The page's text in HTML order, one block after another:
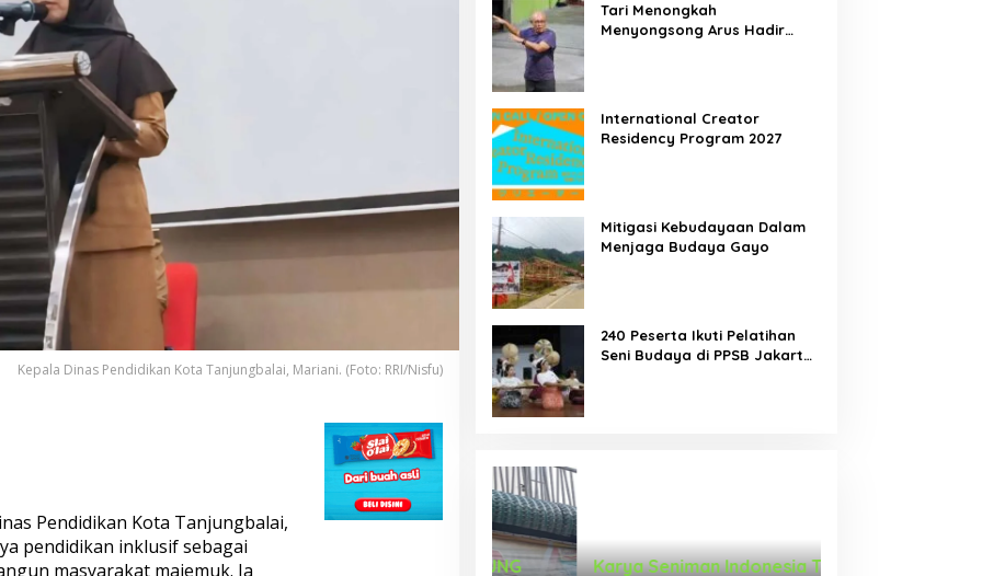
Kepala Dinas Pendidikan Kota Tanjungbalai, Mariani. (Foto: RRI/Nisfu)
Pendidikan Kota Tanjungbalai,
pendidikan inklusif sebagai
masyarakat majemuk. Ia
Tari Menongkah
Menyongsong Arus Hadir
International Creator
Residency Program 2027
Mitigasi Kebudayaan Dalam
Menjaga Budaya Gayo
240 Peserta Ikuti Pelatihan
Seni Budaya di PPSB Jakarta
DUA PENCURI GASAK WARUNG
Karya Seniman Indonesia Tampil di